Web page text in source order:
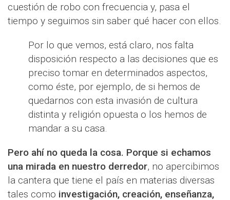
cuestión de robo con frecuencia y, pasa el
tiempo y seguimos sin saber qué hacer con ellos.
Por lo que vemos, está claro, nos falta
disposición respecto a las decisiones que es
preciso tomar en determinados aspectos,
como éste, por ejemplo, de si hemos de
quedarnos con esta invasión de cultura
distinta y religión opuesta o los hemos de
mandar a su casa.
Pero ahí no queda la cosa. Porque si echamos
una mirada en nuestro derredor, no apercibimos
la cantera que tiene el país en materias diversas
tales como investigación, creación, enseñanza,